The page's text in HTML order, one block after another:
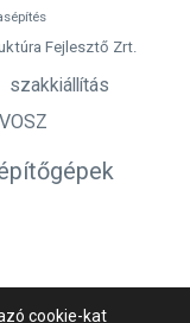
Fejlesztő Zrt.
szakkiállítás
cookie-kat